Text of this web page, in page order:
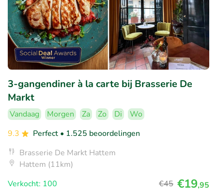
3-gangendiner à la carte bij Brasserie De
Markt
Vandaag Morgen Za Zo Di
Wo
9.3
Perfect • 1.525 beoordelingen
Brasserie De Markt Hattem
Hattem (11km)
Verkocht: 100
€45 €19,95